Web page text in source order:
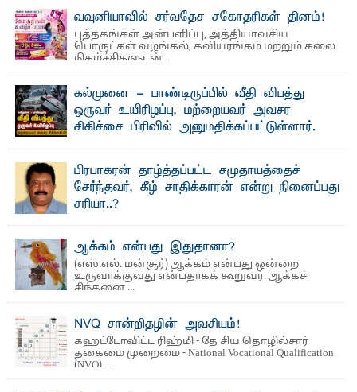
ஜே. எப். காமிலா பேகம்- இ லங்கை அரசாங்கம் அரசுசாரா
அமைப்புகள் (NGO) தொடர்பான புதிய சட்டமூலத்தை ...
வவுனியாவில் சர்வதேச சகோதரிகள் தினம்!
புத்தகங்கள் அன்பளிப்பு, அத்தியாவசிய
பொருட்கள் வழங்கல், கவியரங்கம் மற்றும் கலை
நிகழ்ச்சிகளுடன் ...
கல்முனை - பாண்டிருப்பில் வீதி விபத்து
ஒருவர் உயிரிழப்பு, மற்றையவர் அவசர
சிகிச்சை பிரிவில் அனுமதிக்கப்பட்டுள்ளார்.
பாண்டிருப்பு ...பிரபாகரன் தாழ்த்தப்பட்ட சமுதாயத்தைச்
சேர்ந்தவர், கீழ் சாதிக்காரன் என்று நினைப்பது
சரியா..?
ஆக்கம் என்பது இதுதானா?
(எஸ்.எல். மன்சூர்) ஆக்கம் என்பது ஒன்றை
உருவாக்குவது என்பதாகக் கூறுவர். ஆக்கச்
சிந்தனை ...
NVQ சான்றிதழின் அவசியம்!
கஹட்டோவிட்ட ரிஹ்மி - தே சிய தொழில்சார்
தகைமை முறைமை - National Vocational Qualification
(NVQ) ...